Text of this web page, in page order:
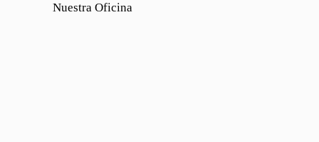
Nuestra Oficina